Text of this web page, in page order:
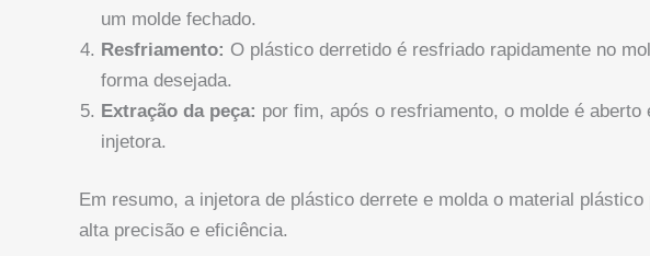
um molde fechado.
Resfriamento: O plástico derretido é resfriado rapidamente no
forma desejada.
Extração da peça: por fim, após o resfriamento, o molde é
injetora.
Em resumo, a injetora de plástico derrete e molda o material
alta precisão e eficiência.